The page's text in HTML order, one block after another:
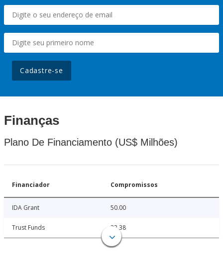
Cadastre-se
Finanças
Plano De Financiamento (US$ Milhões)
Financiador Compromissos
IDA Grant 50.00
Trust Funds 33.38